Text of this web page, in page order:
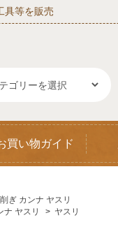
具等を販売
買い物ガイド
ぎ カンナ ヤスリ
ナ ヤスリ > ヤスリ